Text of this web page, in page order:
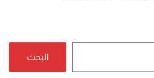
البحث